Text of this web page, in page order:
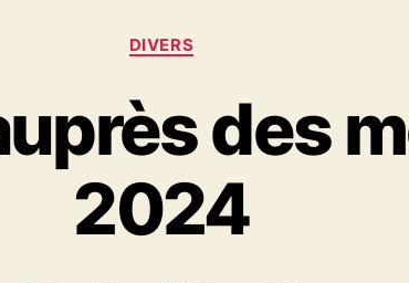
Catégories
DIVERS
des
2024